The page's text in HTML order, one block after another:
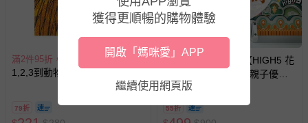
滿2件95折，滿4件89折
1,2,3到動物園
79折
HIGH5 花境計畫 - 【HIGH5 花
境計畫＠中和環球】親子優惠
套票 (平日不限時/假日3小時)-
使用期限至2026/12/30
55折
獲得更順暢的購物體驗
開啟「媽咪愛」APP
繼續使用網頁版